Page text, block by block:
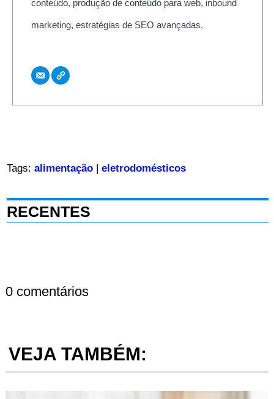
conteúdo, produção de conteúdo para web, inbound
marketing, estratégias de SEO avançadas.
Tags: alimentação| eletrodomésticos
RECENTES
0 comentários
VEJA TAMBÉM: